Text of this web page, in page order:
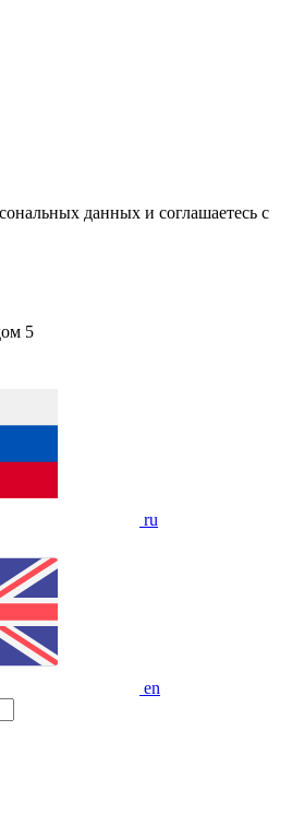
данных и соглашаетесь с
5
ru
en